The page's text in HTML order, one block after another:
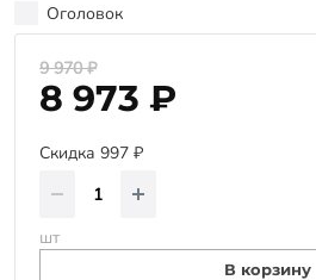
Оголовок
9 970 ₽
8 973 ₽
Скидка 997 ₽
шт
В корзину